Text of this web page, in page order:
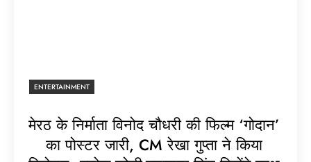
ENTERTAINMENT
मेरठ के निर्माता विनोद चौधरी की फिल्म ‘गोदान’
का पोस्टर जारी, CM रेखा गुप्ता ने किया